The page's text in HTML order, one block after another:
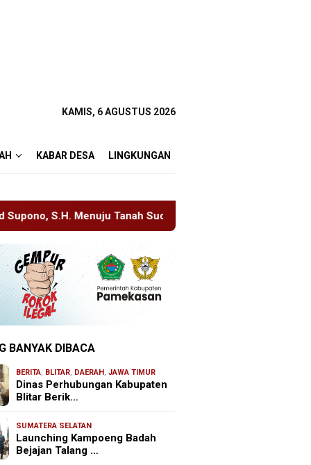
KAMIS, 6 AGUSTUS 2026
KABAR DESA LINGKUNGAN
Suci, Manajemen Pastikan Pelayanan Berita Tetap
BANYAK DIBACA
BERITA, BLITAR, DAERAH ,JAWA TIMUR
Dinas Perhubungan Kabupaten
Blitar Berik…
SUMATERA SELATAN
Launching Kampoeng Badah
Bejajan Talang …